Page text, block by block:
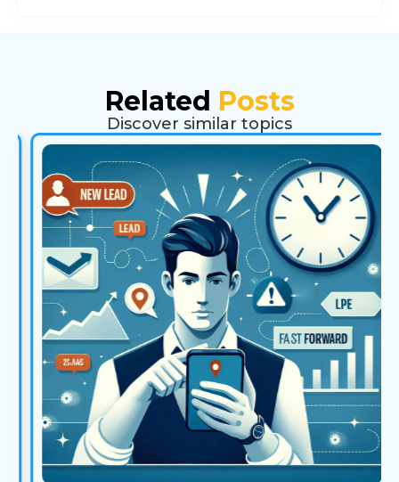
Related Posts
Discover similar topics